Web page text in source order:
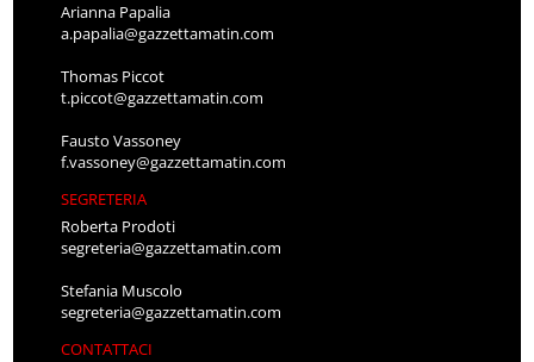
Arianna Papalia
a.papalia@gazzettamatin.com
Thomas Piccot
t.piccot@gazzettamatin.com
Fausto Vassoney
f.vassoney@gazzettamatin.com
SEGRETERIA
Roberta Prodoti
segreteria@gazzettamatin.com
Stefania Muscolo
segreteria@gazzettamatin.com
CONTATTACI